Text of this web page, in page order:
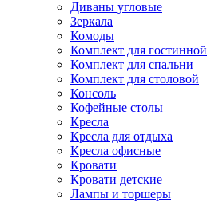
Диваны угловые
Зеркала
Комоды
Комплект для гостинной
Комплект для спальни
Комплект для столовой
Консоль
Кофейные столы
Кресла
Кресла для отдыха
Кресла офисные
Кровати
Кровати детские
Лампы и торшеры